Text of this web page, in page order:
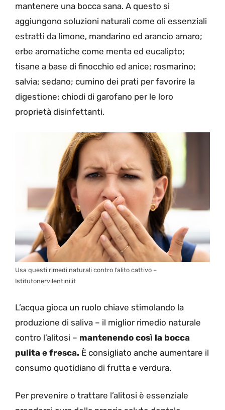
mantenere una bocca sana. A questo si
aggiungono soluzioni naturali come oli essenziali
estratti da limone, mandarino ed arancio amaro;
erbe aromatiche come menta ed eucalipto;
tisane a base di finocchio ed anice; rosmarino;
salvia; sedano; cumino dei prati per favorire la
digestione; chiodi di garofano per le loro
proprietà disinfettanti.
Usa questi rimedi naturali contro l’alito cattivo –
Istitutonervilentini.it
L’acqua gioca un ruolo chiave stimolando la
produzione di saliva – il miglior rimedio naturale
contro l’alitosi – mantenendo così la bocca
pulita e fresca. È consigliato anche aumentare il
consumo quotidiano di frutta e verdura.
Per prevenire o trattare l’alitosi è essenziale